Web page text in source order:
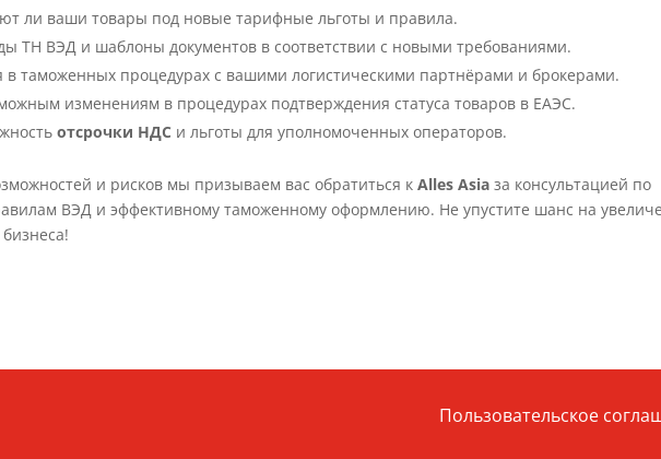
ли ваши товары под новые тарифные льготы и правила.
ТН ВЭД и шаблоны документов в соответствии с новыми требованиями.
в таможенных процедурах с вашими логистическими партнёрами и брокерами.
изменениям в процедурах подтверждения статуса товаров в ЕАЭС.
отсрочки НДС и льготы для уполномоченных операторов.
и рисков мы призываем вас обратиться кAlles Asia за консультацией по
ВЭД и эффективному таможенному оформлению. Не упустите шанс на
Пользовательское